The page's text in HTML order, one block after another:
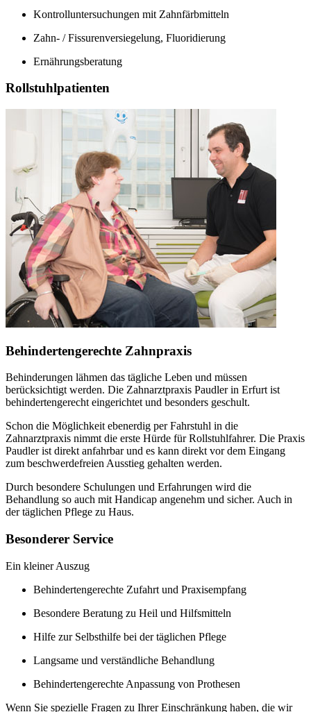
Kontrolluntersuchungen mit Zahnfärbmitteln
Zahn- / Fissurenversiegelung, Fluoridierung
Ernährungsberatung
Rollstuhlpatienten
Behindertengerechte Zahnpraxis
Behinderungen lähmen das tägliche Leben und müssen
berücksichtigt werden. Die Zahnarztpraxis Paudler in Erfurt ist
behindertengerecht eingerichtet und besonders geschult.
Schon die Möglichkeit ebenerdig per Fahrstuhl in die
Zahnarztpraxis nimmt die erste Hürde für Rollstuhlfahrer. Die Praxis
Paudler ist direkt anfahrbar und es kann direkt vor dem Eingang
zum beschwerdefreien Ausstieg gehalten werden.
Durch besondere Schulungen und Erfahrungen wird die
Behandlung so auch mit Handicap angenehm und sicher. Auch in
der täglichen Pflege zu Haus.
Besonderer Service
Ein kleiner Auszug
Behindertengerechte Zufahrt und Praxisempfang
Besondere Beratung zu Heil und Hilfsmitteln
Hilfe zur Selbsthilfe bei der täglichen Pflege
Langsame und verständliche Behandlung
Behindertengerechte Anpassung von Prothesen
Wenn Sie spezielle Fragen zu Ihrer Einschränkung haben, die wir